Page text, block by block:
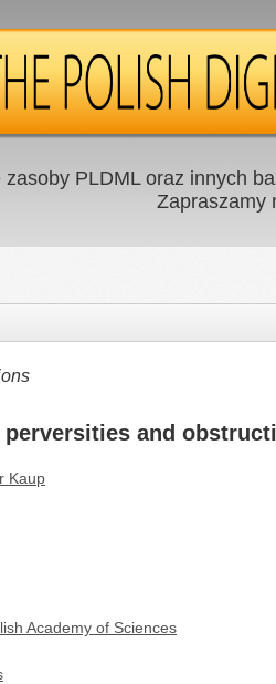
zasoby PLDML oraz innych
Zapraszamy
and
Kaup
Academy of Sciences